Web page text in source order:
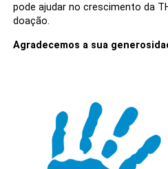
pode ajudar no crescimento da
doação.
Agradecemos a sua